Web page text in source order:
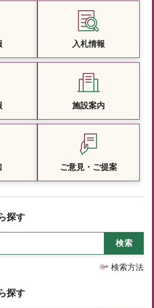
入札情報
施設案内
ご意見・ご提案
探す
検索方法
探す